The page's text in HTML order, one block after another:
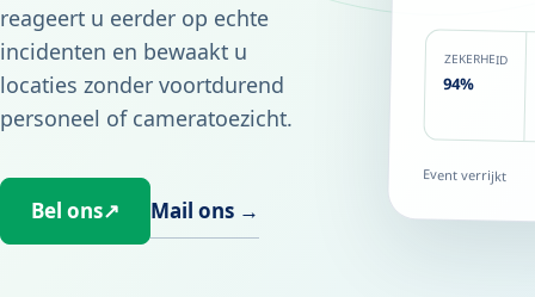
reageert u eerder op echte
incidenten en bewaakt u
locaties zonder voortdurend
personeel of cameratoezicht.
Bel ons↗ Mail ons →
ZEKERHEID
94%
Event verrijkt